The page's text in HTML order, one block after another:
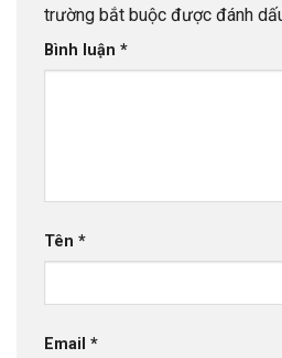
trường bắt buộc được đánh
Bình luận *
Tên *
Email *